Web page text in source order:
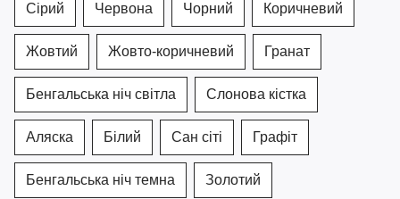
Сірий Червона Чорний Коричневий
Жовтий Жовто-коричневий Гранат
Бенгальська ніч світла Слонова кістка
Аляска Білий Сан сіті Графіт
Бенгальська ніч темна Золотий